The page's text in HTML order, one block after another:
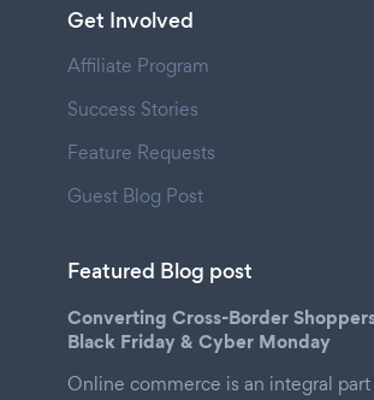
Get Involved
Affiliate Program
Success Stories
Feature Requests
Guest Blog Post
Featured Blog post
Converting Cross-Border
Black Friday & Cyber Monday
Online commerce is an integral